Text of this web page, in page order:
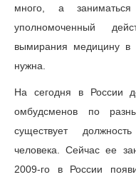
много, а
уполномоченный
вымирания медицину в
нужна.
На сегодня в России
омбудсменов по
существует
человека. Сейчас ее
2009-го в России